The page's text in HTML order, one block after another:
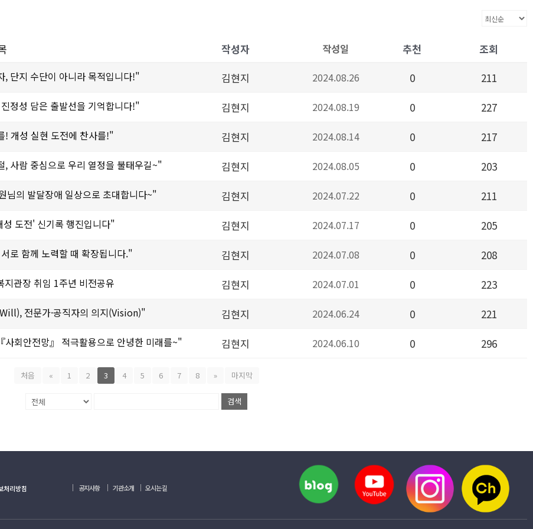
작성자 작성일 추천
조회
단지 수단이 아니라 목적입니다!" 김현지 2024.08.26 0
211
정성 담은 출발선을 기억합니다!" 김현지 2024.08.19 0
227
! 개성 실현 도전에 찬사를!" 김현지 2024.08.14 0
217
사람 중심으로 우리 열정을 불태우길~" 김현지 2024.08.05 0
203
님의 발달장애 일상으로 초대합니다~" 김현지 2024.07.22 0
211
도전' 신기록 행진입니다" 김현지 2024.07.17 0
205
로 함께 노력할 때 확장됩니다." 김현지 2024.07.08 0
208
관장 취임 1주년 비전공유 김현지 2024.07.01 0
223
전문가·공직자의 의지(Vision)" 김현지 2024.06.24 0
221
회안전망』 적극활용으로 안녕한 미래를~" 김현지 2024.06.10 0 296
처음 « 1 2 3 4 5 6 7 8 » 마지막
검색
처리방침 ｜ 공지사항 ｜ 기관소개 ｜ 오시는길